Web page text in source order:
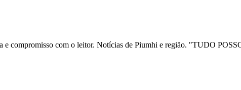
e compromisso com o leitor. Notícias de Piumhi e região. "TUDO